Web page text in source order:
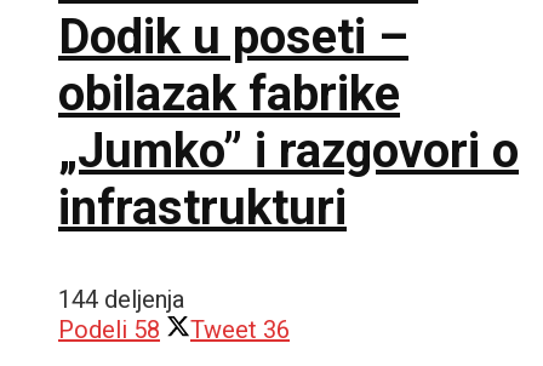
Dodik u poseti –
obilazak fabrike
„Jumko” i razgovori o
infrastrukturi
144 deljenja
Podeli 58 Tweet 36